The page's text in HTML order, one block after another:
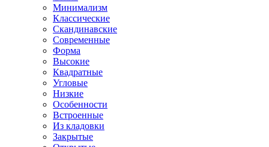
Минимализм
Классические
Скандинавские
Современные
Форма
Высокие
Квадратные
Угловые
Низкие
Особенности
Встроенные
Из кладовки
Закрытые